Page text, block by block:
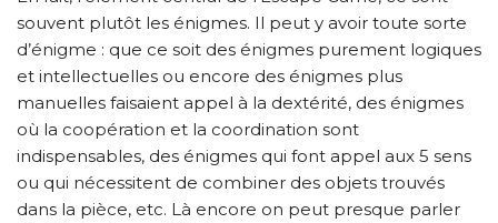
souvent plutôt les énigmes. Il peut y avoir toute sorte
d’énigme : que ce soit des énigmes purement logiques
et intellectuelles ou encore des énigmes plus
manuelles faisaient appel à la dextérité, des énigmes
où la coopération et la coordination sont
indispensables, des énigmes qui font appel aux 5 sens
ou qui nécessitent de combiner des objets trouvés
dans la pièce, etc. Là encore on peut presque parler